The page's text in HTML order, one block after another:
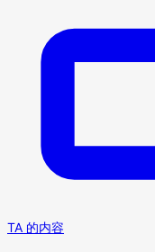
TA 的内容